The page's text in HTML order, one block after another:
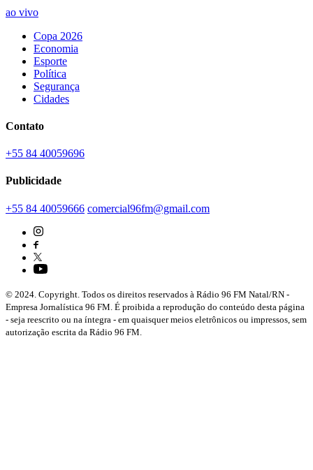
ao vivo
Copa 2026
Economia
Esporte
Política
Segurança
Cidades
Contato
+55 84 40059696
Publicidade
+55 84 40059666 comercial96fm@gmail.com
© 2024. Copyright. Todos os direitos reservados à Rádio 96 FM Natal/RN -
Empresa Jornalística 96 FM. É proibida a reprodução do conteúdo desta página
- seja reescrito ou na íntegra - em quaisquer meios eletrônicos ou impressos, sem
autorização escrita da Rádio 96 FM.